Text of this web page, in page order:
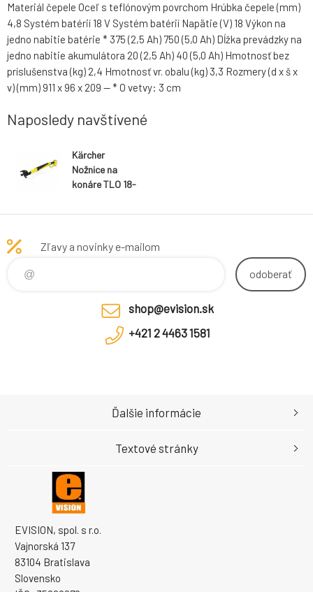
Materiál čepele Oceľ s teflónovým povrchom Hrúbka čepele (mm)
4,8 Systém batérií 18 V Systém batérií Napätie (V) 18 Výkon na
jedno nabitie batérie * 375 (2,5 Ah) 750 (5,0 Ah) Dĺžka prevádzky na
jedno nabitie akumulátora 20 (2,5 Ah) 40 (5,0 Ah) Hmotnosť bez
príslušenstva (kg) 2,4 Hmotnosť vr. obalu (kg) 3,3 Rozmery (d x š x
v) (mm) 911 x 96 x 209 -- * O vetvy: 3 cm
Naposledy navštívené
Kärcher
Nožnice na
konáre TLO 18-
Zľavy a novinky e-mailom
odoberať
shop@evision.sk
+421 2 4463 1581
EVISION, spol. s r.o.
Vajnorská 137
83104 Bratislava
Slovensko
Ďalšie informácie
Textové stránky